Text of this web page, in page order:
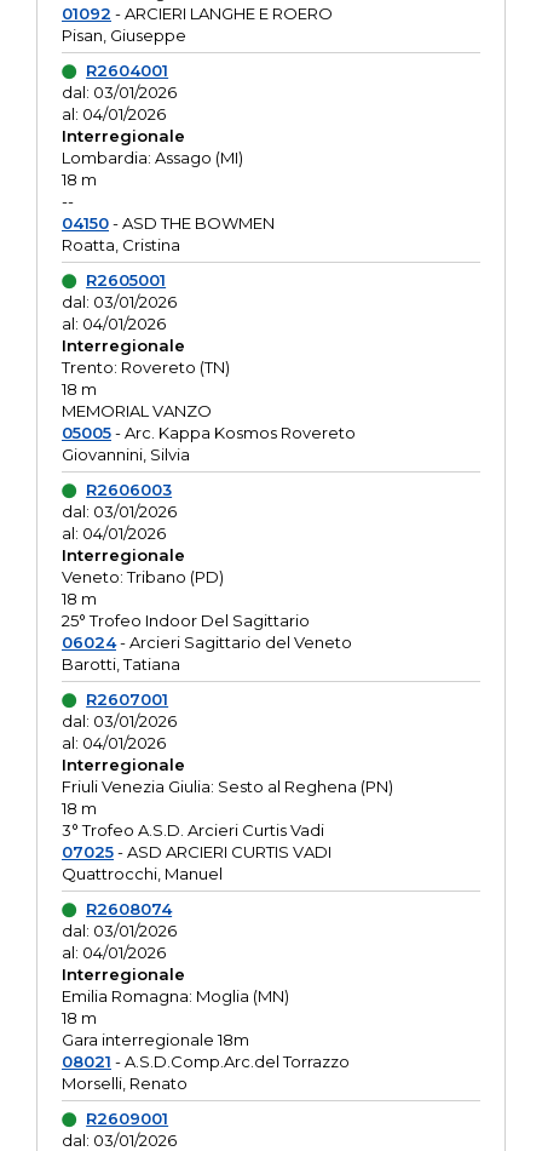
01092 - ARCIERI LANGHE E ROERO
Pisan, Giuseppe
R2604001
dal: 03/01/2026
al: 04/01/2026
Interregionale
Lombardia: Assago (MI)
18 m
--
04150- ASD THE BOWMEN
Roatta, Cristina
R2605001
dal: 03/01/2026
al: 04/01/2026
Interregionale
Trento: Rovereto (TN)
18 m
MEMORIAL VANZO
05005- Arc. Kappa Kosmos Rovereto
Giovannini, Silvia
R2606003
dal: 03/01/2026
al: 04/01/2026
Interregionale
Veneto: Tribano (PD)
18 m
25° Trofeo Indoor Del Sagittario
06024- Arcieri Sagittario del Veneto
Barotti, Tatiana
R2607001
dal: 03/01/2026
al: 04/01/2026
Interregionale
Friuli Venezia Giulia: Sesto al Reghena (PN)
18 m
3° Trofeo A.S.D. Arcieri Curtis Vadi
07025- ASD ARCIERI CURTIS VADI
Quattrocchi, Manuel
R2608074
dal: 03/01/2026
al: 04/01/2026
Interregionale
Emilia Romagna: Moglia (MN)
18 m
Gara interregionale 18m
08021 - A.S.D.Comp.Arc.del Torrazzo
Morselli, Renato
R2609001
dal: 03/01/2026